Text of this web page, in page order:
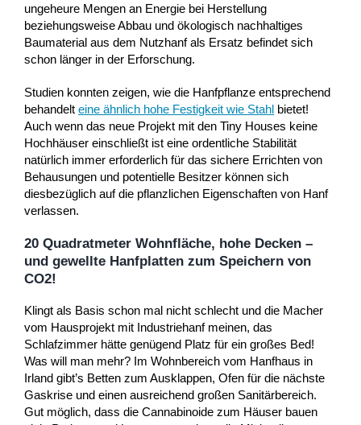
ungeheure Mengen an Energie bei Herstellung
beziehungsweise Abbau und ökologisch nachhaltiges
Baumaterial aus dem Nutzhanf als Ersatz befindet sich
schon länger in der Erforschung.
Studien konnten zeigen, wie die Hanfpflanze entsprechend
behandelt eine ähnlich hohe Festigkeit wie Stahlbietet!
Auch wenn das neue Projekt mit den Tiny Houses keine
Hochhäuser einschließt ist eine ordentliche Stabilität
natürlich immer erforderlich für das sichere Errichten von
Behausungen und potentielle Besitzer können sich
diesbezüglich auf die pflanzlichen Eigenschaften von Hanf
verlassen.
20 Quadratmeter Wohnfläche, hohe Decken –
und gewellte Hanfplatten zum Speichern von
CO2!
Klingt als Basis schon mal nicht schlecht und die Macher
vom Hausprojekt mit Industriehanf meinen, das
Schlafzimmer hätte genügend Platz für ein großes Bed!
Was will man mehr? Im Wohnbereich vom Hanfhaus in
Irland gibt’s Betten zum Ausklappen, Ofen für die nächste
Gaskrise und einen ausreichend großen Sanitärbereich.
Gut möglich, dass die Cannabinoide zum Häuser bauen